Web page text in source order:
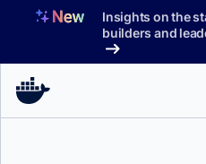
へ
Insights on the
builders and